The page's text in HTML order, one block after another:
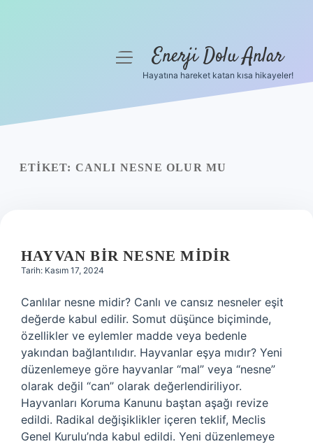
Yasal Uyarı
menüyüEnerji Dolu Anlar
Hayatına hareket katan kısa hikayeler!
ETIKET: CANLI NESNE OLUR MU
HAYVAN BIR NESNE MIDIR
Tarih: Kasım 17, 2024
Canlılar nesne midir? Canlı ve cansız nesneler eşit
değerde kabul edilir. Somut düşünce biçiminde,
özellikler ve eylemler madde veya bedenle
yakından bağlantılıdır. Hayvanlar eşya mıdır? Yeni
düzenlemeye göre hayvanlar “mal” veya “nesne”
olarak değil “can” olarak değerlendiriliyor.
Hayvanları Koruma Kanunu baştan aşağı revize
edildi. Radikal değişiklikler içeren teklif, Meclis
Genel Kurulu’nda kabul edildi. Yeni düzenlemeye